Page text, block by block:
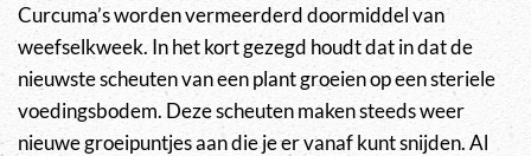
Curcuma’s worden vermeerderd doormiddel van
weefselkweek. In het kort gezegd houdt dat in dat de
nieuwste scheuten van een plant groeien op een steriele
voedingsbodem. Deze scheuten maken steeds weer
nieuwe groeipuntjes aan die je er vanaf kunt snijden. Al